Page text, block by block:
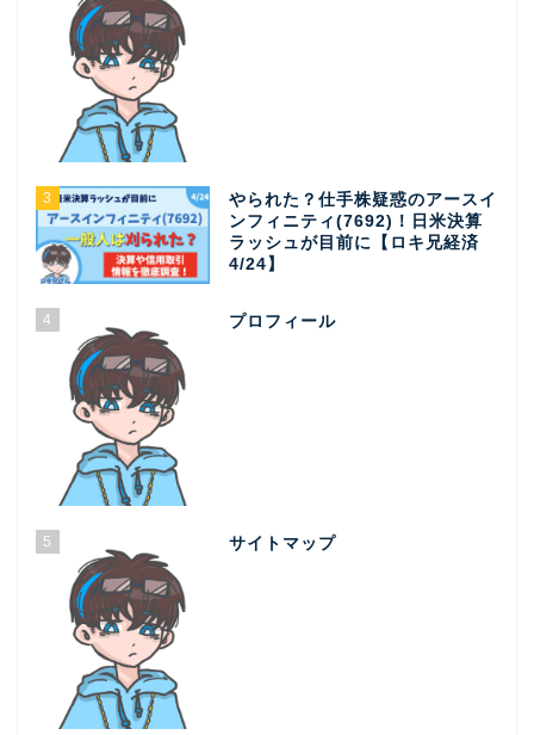
3
やられた？仕手株疑惑のアースイ
ンフィニティ(7692)！日米決算
ラッシュが目前に【ロキ兄経済
4/24】
4 プロフィール
5 サイトマップ